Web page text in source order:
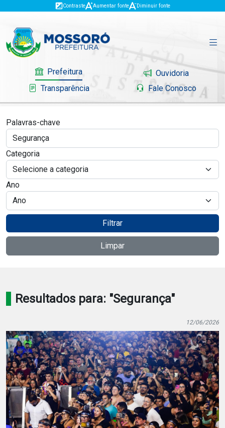
Contraste Aumentar fonte Diminuir fonte
Prefeitura
Ouvidoria
Transparência
Fale Conosco
Governo
Mossoró
Serviços
Portal do Contribuinte
Notícias
Palavras-chave
Categoria
Ano
Filtrar
Limpar
Resultados para: "Segurança"
12/06/2026